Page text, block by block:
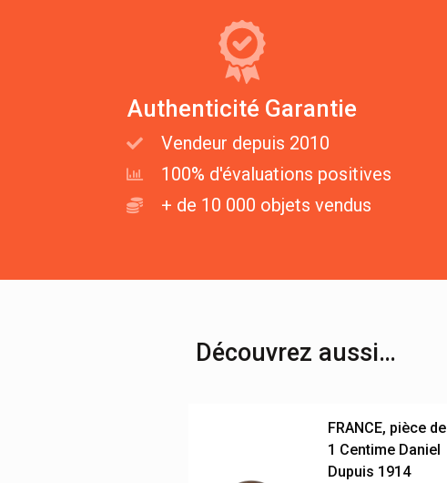
Authenticité Garantie
Vendeur depuis 2010
100% d'évaluations positives
+ de 10 000 objets vendus
Découvrez aussi…
FRANCE, pièce de
1 Centime Daniel
Dupuis 1914